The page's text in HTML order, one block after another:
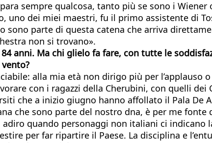
sempre qualcosa, tanto più se sono i
uno dei miei maestri, fu il primo assistente di
sono parte di questa catena che arriva
non si trovano».
anni. Ma chi glielo fa fare, con tutte le
alla mia età non dirigo più per
con i ragazzi della Cherubini, con quelli
che a inizio giugno hanno affollato il Pala De
che sono parte del nostro dna, è per me
quando personaggi non italiani ci
per far ripartire il Paese. La disciplina e